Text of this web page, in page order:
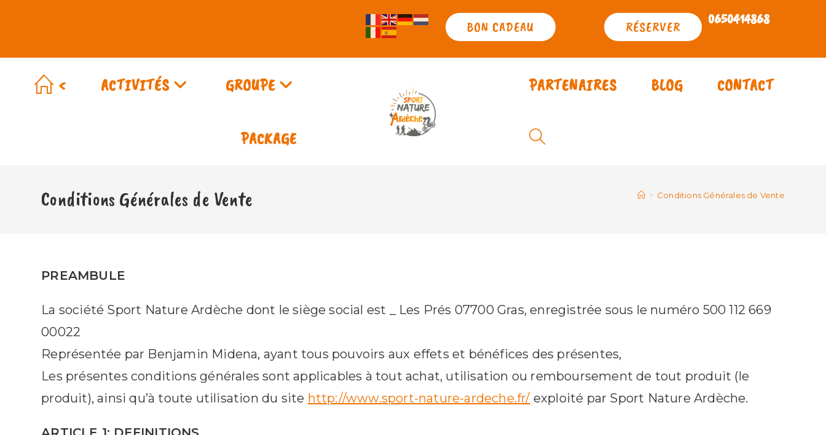
BON CADEAU RÉSERVER 0650414868
< ACTIVITÉS GROUPE
PACKAGE
PARTENAIRES BLOG CONTACT
Conditions Générales de Vente > Conditions Générales de Vente
PREAMBULE
La société Sport Nature Ardèche dont le siège social est _ Les Prés 07700 Gras, enregistrée sous le numéro 500 112 669
00022
Représentée par Benjamin Midena, ayant tous pouvoirs aux effets et bénéfices des présentes,
Les présentes conditions générales sont applicables à tout achat, utilisation ou remboursement de tout produit (le
produit), ainsi qu’à toute utilisation du site http://www.sport-nature-ardeche.fr/ exploité par Sport Nature Ardèche.